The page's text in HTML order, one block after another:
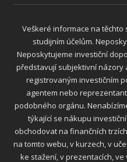
Veškeré informace na
studijním účelům.
Neposkytujeme investiční
představují subjektivní názory
registrovaným investičním
agentem nebo
podobného orgánu.
týkající se nákupu
obchodovat na finančních
na tomto webu, v kurzech, v
ke stažení, v prezentacích,